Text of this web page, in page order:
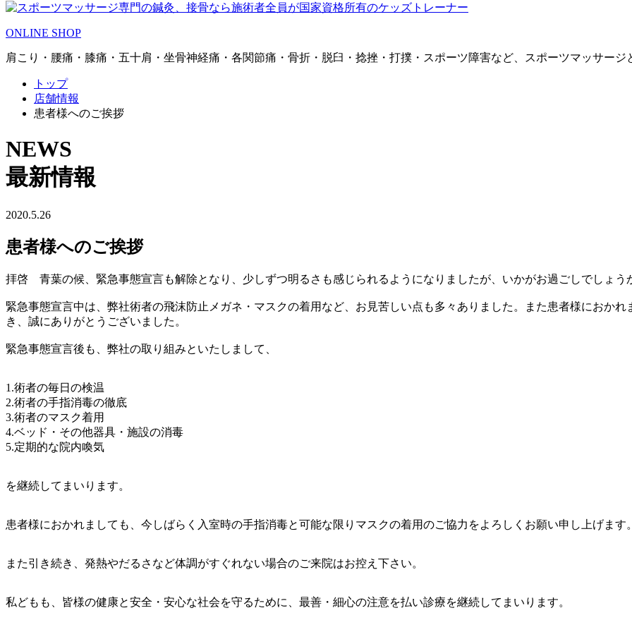
ONLINE SHOP
肩こり・腰痛・膝痛・五十肩・坐骨神経痛・各関節痛・骨折・脱臼・捻挫・打撲・スポーツ障害など、スポーツマッサー
トップ
店舗情報
患者様へのご挨拶
NEWS
最新情報
2020.5.26
患者様へのご挨拶
拝啓 青葉の候、緊急事態宣言も解除となり、少しずつ明るさも感じられるようになりましたが、いかがお過ごしでしょう
緊急事態宣言中は、弊社術者の飛沫防止メガネ・マスクの着用など、お見苦しい点も多々ありました。また患者様におか
き、誠にありがとうございました。
緊急事態宣言後も、弊社の取り組みといたしまして、
1.術者の毎日の検温
2.術者の手指消毒の徹底
3.術者のマスク着用
4.ベッド・その他器具・施設の消毒
5.定期的な院内喚気
を継続してまいります。
患者様におかれましても、今しばらく入室時の手指消毒と可能な限りマスクの着用のご協力をよろしくお願い申し上げます
また引き続き、発熱やだるさなど体調がすぐれない場合のご来院はお控え下さい。
私どもも、皆様の健康と安全・安心な社会を守るために、最善・細心の注意を払い診療を継続してまいります。